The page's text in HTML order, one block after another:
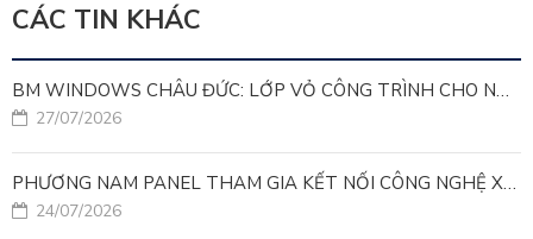
CÁC TIN KHÁC
BM WINDOWS CHÂU ĐỨC: LỚP VỎ CÔNG TRÌNH CHO NHÀ MÁY LEED GOLD
27/07/2026
PHƯƠNG NAM PANEL THAM GIA KẾT NỐI CÔNG NGHỆ XANH VÌ MỤC TIÊU PHÁT TRIỂN BỀN VỮNG
24/07/2026